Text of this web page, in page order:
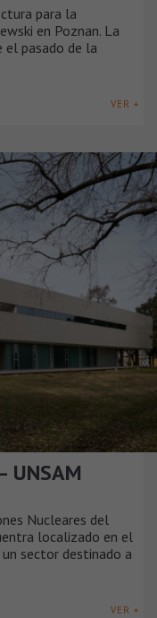
para la
en Poznan. La
pasado de la
VER +
UNSAM
Nucleares del
localizado en el
sector destinado a
VER +